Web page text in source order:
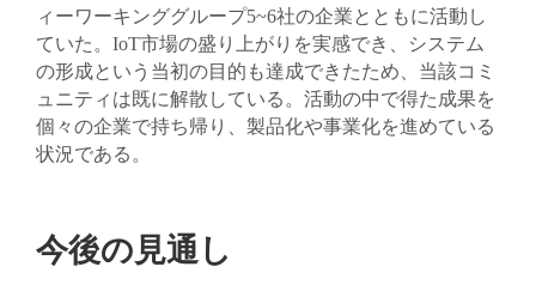
ィーワーキンググループ5~6社の企業とともに活動し
ていた。IoT市場の盛り上がりを実感でき、システム
の形成という当初の目的も達成できたため、当該コミ
ュニティは既に解散している。活動の中で得た成果を
個々の企業で持ち帰り、製品化や事業化を進めている
状況である。
今後の見通し